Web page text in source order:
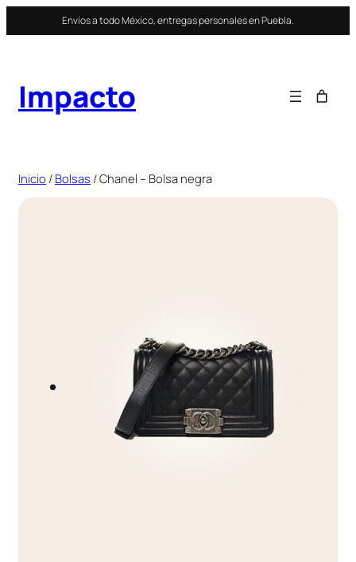
al
Envíos a todo México, entregas personales en Puebla.
Impacto
Inicio / Bolsas / Chanel – Bolsa negra